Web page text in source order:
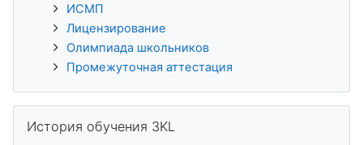
ИСМП
Лицензирование
Олимпиада школьников
Промежуточная аттестация
История обучения 3KL